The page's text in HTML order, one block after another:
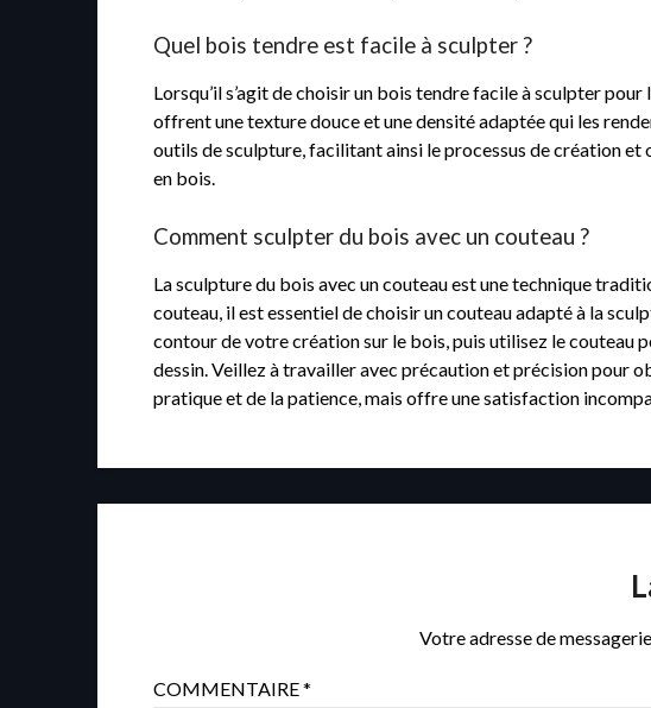
Quel bois tendre est facile à sculpter ?
Lorsqu’il s’agit de choisir un bois tendre facile à sculpter
offrent une texture douce et une densité adaptée qui les
outils de sculpture, facilitant ainsi le processus de création
en bois.
Comment sculpter du bois avec un couteau ?
La sculpture du bois avec un couteau est une technique
couteau, il est essentiel de choisir un couteau adapté à la
contour de votre création sur le bois, puis utilisez le couteau
dessin. Veillez à travailler avec précaution et précision pour
pratique et de la patience, mais offre une satisfaction
Votre adresse de
COMMENTAIRE*